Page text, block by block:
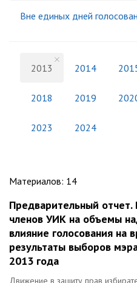
Вне единых дней
2013 2014
2018 2019
2023 2024
Материалов: 14
Предварительный
членов УИК на объемы
влияние голосования на
результаты выборов
2013 года
Движение в защиту прав